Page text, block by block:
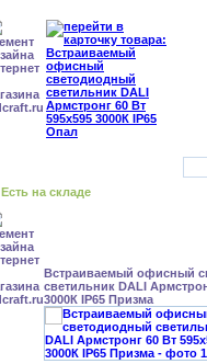
Есть на складе
Встраиваемый офисный
светильник DALI
3000К IP65 Призма